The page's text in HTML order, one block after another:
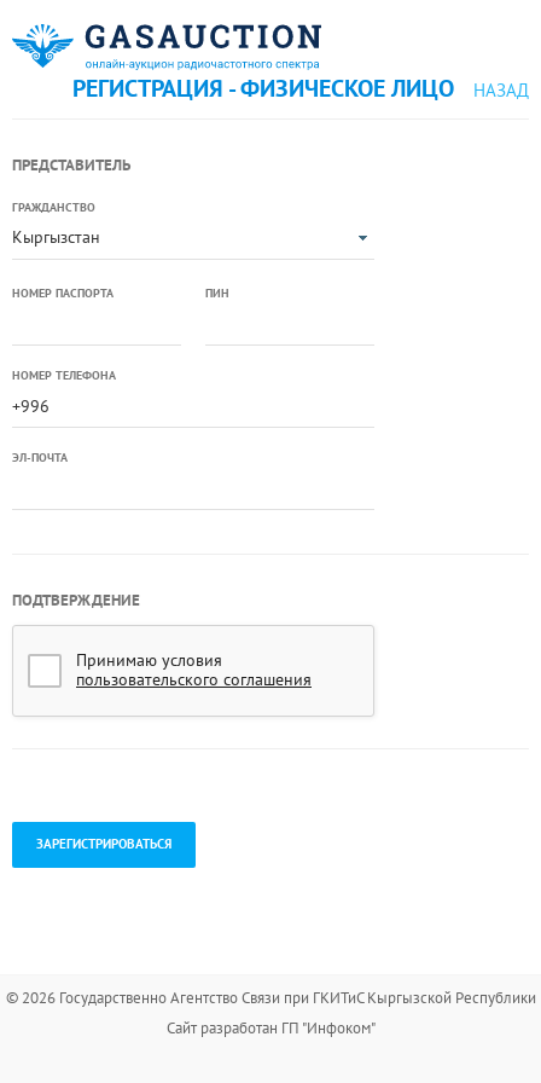
РЕГИСТРАЦИЯ - ФИЗИЧЕСКОЕ ЛИЦО НАЗАД
ПРЕДСТАВИТЕЛЬ
ГРАЖДАНСТВО
Кыргызстан
НОМЕР ПАСПОРТА ПИН
НОМЕР ТЕЛЕФОНА
ЭЛ-ПОЧТА
ПОДТВЕРЖДЕНИЕ
Принимаю условия
пользовательского соглашения
© 2026 Государственно Агентство Связи при ГКИТиС Кыргызской Республики
Сайт разработан ГП "Инфоком"